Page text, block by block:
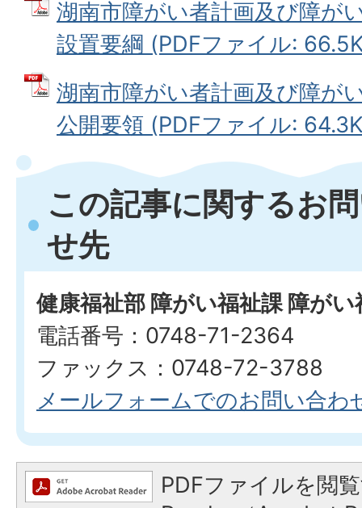
湖南市障がい者計画及び障が
設置要綱 (PDFファイル:
湖南市障がい者計画及び障が
公開要領 (PDFファイル:
この記事に関するお
せ先
健康福祉部 障がい福祉課 障が
電話番号：0748-71-2364
ファックス：0748-72-3788
メールフォームでのお問い合わ
PDFファイルを閲